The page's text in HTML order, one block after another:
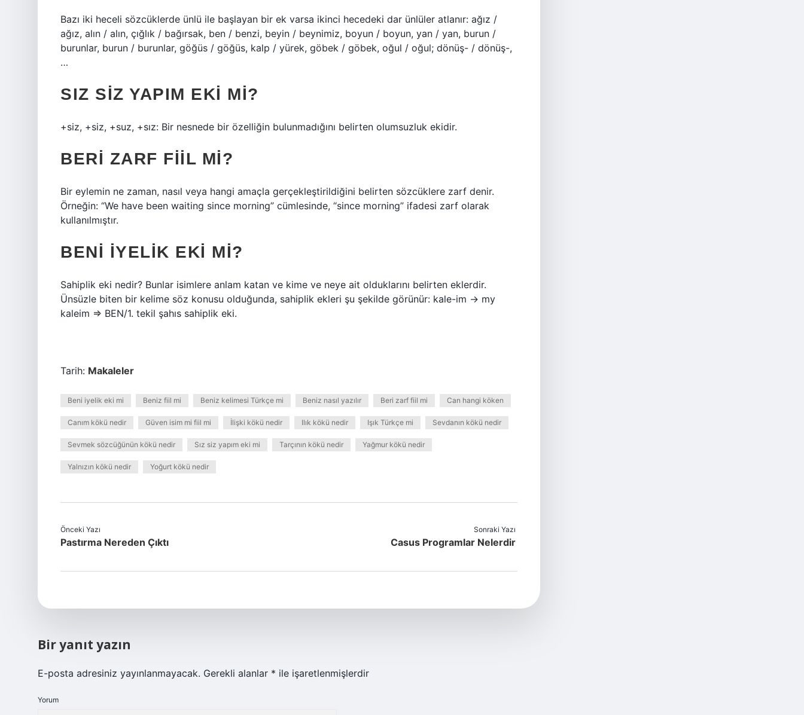
Bazı iki heceli sözcüklerde ünlü ile başlayan bir ek varsa ikinci hecedeki dar ünlüler atlanır: ağız /
ağız, alın / alın, çığlık / bağırsak, ben / benzi, beyin / beynimiz, boyun / boyun, yan / yan, burun /
burunlar, burun / burunlar, göğüs / göğüs, kalp / yürek, göbek / göbek, oğul / oğul; dönüş- / dönüş-,
…
SIZ SIZ YAPIM EKI MI?
+siz, +siz, +suz, +sız: Bir nesnede bir özelliğin bulunmadığını belirten olumsuzluk ekidir.
BERI ZARF FIIL MI?
Bir eylemin ne zaman, nasıl veya hangi amaçla gerçekleştirildiğini belirten sözcüklere zarf denir.
Örneğin: “We have been waiting since morning” cümlesinde, “since morning” ifadesi zarf olarak
kullanılmıştır.
BENI IYELIK EKI MI?
Sahiplik eki nedir? Bunlar isimlere anlam katan ve kime ve neye ait olduklarını belirten eklerdir.
Ünsüzle biten bir kelime söz konusu olduğunda, sahiplik ekleri şu şekilde görünür: kale-im → my
kaleim ⇒ BEN/1. tekil şahıs sahiplik eki.
Tarih: Makaleler
Beni iyelik eki mi Beniz fiil mi Beniz kelimesi Türkçe mi Beniz nasıl yazılır Beri zarf fiil mi Can hangi köken
Canım kökü nedir Güven isim mi fiil mi İlişki kökü nedir Ilık kökü nedir Işık Türkçe mi Sevdanın kökü nedir
Sevmek sözcüğünün kökü nedir Sız siz yapım eki mi Tarçının kökü nedir Yağmur kökü nedir
Yalnızın kökü nedir Yoğurt kökü nedir
Önceki Yazı
Pastırma Nereden Çıktı
Sonraki Yazı
Casus Programlar Nelerdir
Bir yanıt yazın
E-posta adresiniz yayınlanmayacak. Gerekli alanlar * ile işaretlenmişlerdir
Yorum